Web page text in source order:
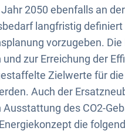
2050 ebenfalls an
langfristig
vorzugeben.
zur Erreichung der
Zielwerte für
Auch der
des CO2-
die